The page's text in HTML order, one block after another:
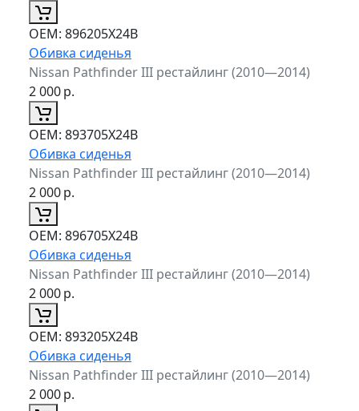
ОЕМ: 896205X24B
Обивка сиденья
Nissan Pathfinder III рестайлинг (2010—2014)
2 000р.
ОЕМ: 893705X24B
Обивка сиденья
Nissan Pathfinder III рестайлинг (2010—2014)
2 000р.
ОЕМ: 896705X24B
Обивка сиденья
Nissan Pathfinder III рестайлинг (2010—2014)
2 000р.
ОЕМ: 893205X24B
Обивка сиденья
Nissan Pathfinder III рестайлинг (2010—2014)
2 000р.